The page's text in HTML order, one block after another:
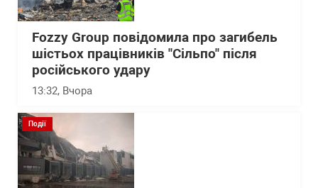
Fozzy Group повідомила про загибель
шістьох працівників "Сільпо" після
російського удару
13:32, Вчора
Події